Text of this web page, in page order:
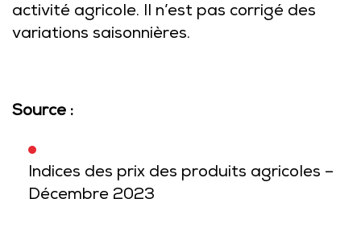
activité agricole. Il n’est pas corrigé des
variations saisonnières.
Source :
Indices des prix des produits agricoles –
Décembre 2023